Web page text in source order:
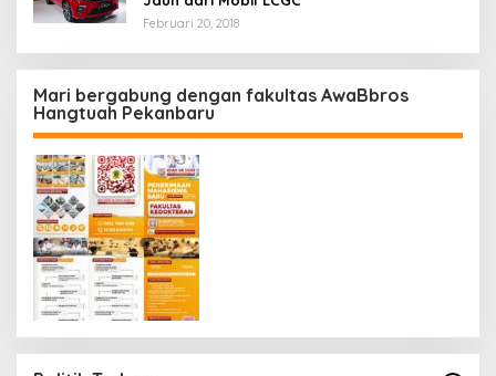
Februari 20, 2018
Mari bergabung dengan fakultas AwaBbros
Hangtuah Pekanbaru